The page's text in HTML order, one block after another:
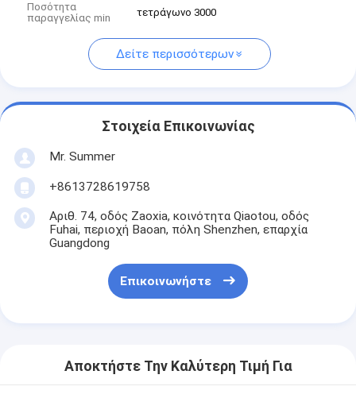
Ποσότητα
παραγγελίας min
τετράγωνο 3000
Δείτε περισσότερων
Στοιχεία Επικοινωνίας
Mr. Summer
+8613728619758
Αριθ. 74, οδός Zaoxia, κοινότητα Qiaotou, οδός
Fuhai, περιοχή Baoan, πόλη Shenzhen, επαρχία
Guangdong
Επικοινωνήστε
Αποκτήστε Την Καλύτερη Τιμή Για